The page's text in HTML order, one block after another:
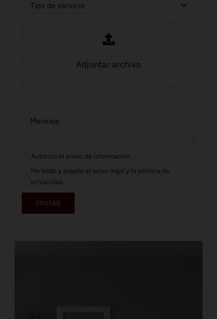
Adjuntar archivo
Autorizo el envío de información.
He leído y acepto el aviso legal y la política de
privacidad.
ENVIAR